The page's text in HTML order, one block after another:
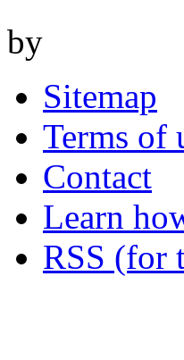
by
Sitemap
Terms of
Contact
Learn
RSS (for